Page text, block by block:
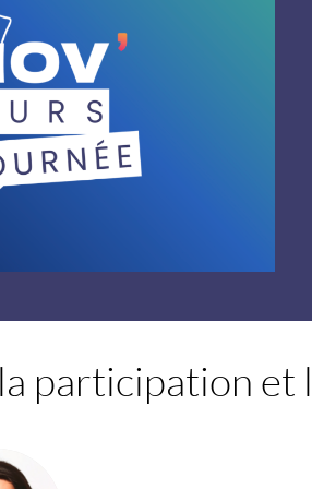
participation